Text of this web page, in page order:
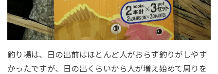
釣り場は、日の出前はほとんど人がおらず釣りがしやす
かったですが、日の出くらいから人が増え始めて周りを